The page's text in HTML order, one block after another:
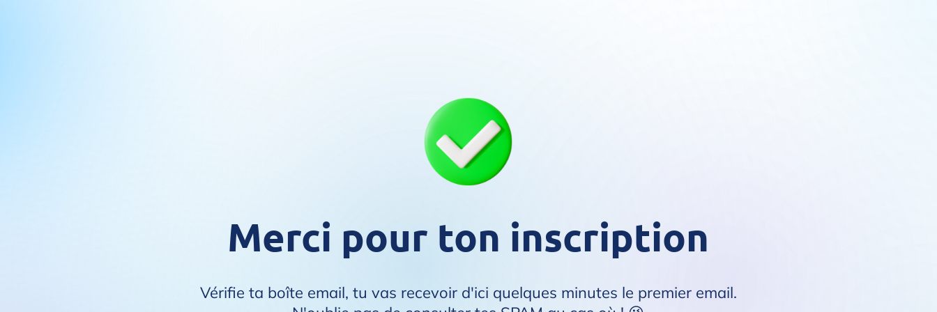
Merci pour ton inscription
Vérifie ta boîte email, tu vas recevoir d'ici quelques minutes le premier email.